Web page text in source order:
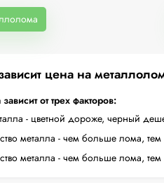
цена на
от трех факторов:
- цветной дороже, черный
металла - чем больше лома,
металла - чем больше лома,